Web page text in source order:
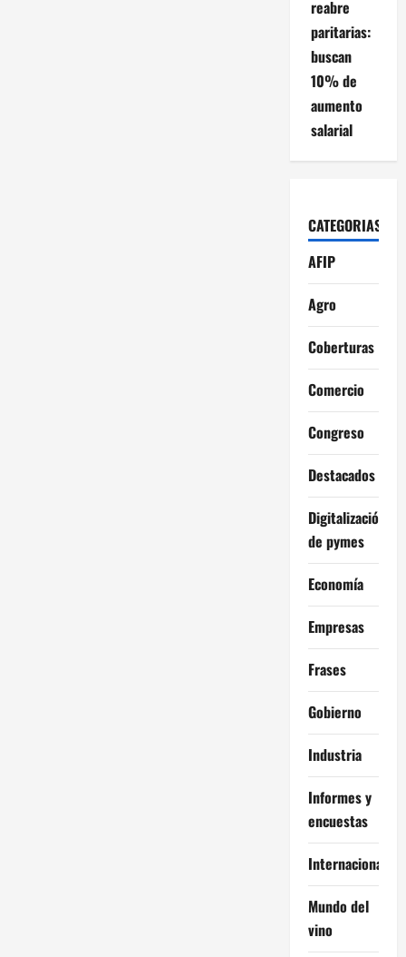
reabre
paritarias:
buscan
10% de
aumento
salarial
CATEGORIAS
AFIP
Agro
Coberturas
Comercio
Congreso
Destacados
Digitalización
de pymes
Economía
Empresas
Frases
Gobierno
Industria
Informes y
encuestas
Internacional
Mundo del
vino